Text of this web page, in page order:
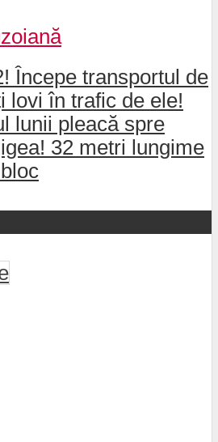
Începe transportul de
lovi în trafic de ele!
lunii pleacă spre
32 metri lungime